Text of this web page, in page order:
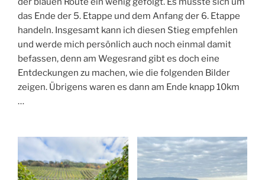
das Ende der 5. Etappe und dem Anfang der 6. Etappe
handeln. Insgesamt kann ich diesen Stieg empfehlen
und werde mich persönlich auch noch einmal damit
befassen, denn am Wegesrand gibt es doch eine
Entdeckungen zu machen, wie die folgenden Bilder
zeigen. Übrigens waren es dann am Ende knapp 10km
…